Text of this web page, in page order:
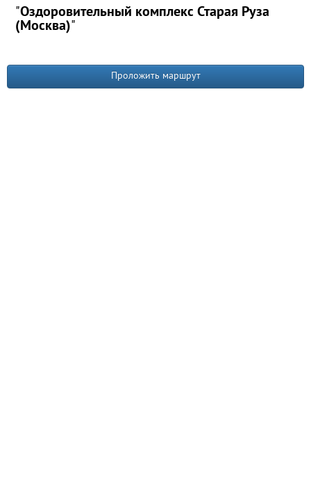
"Оздоровительный комплекс Старая Руза
(Москва)"
Проложить маршрут